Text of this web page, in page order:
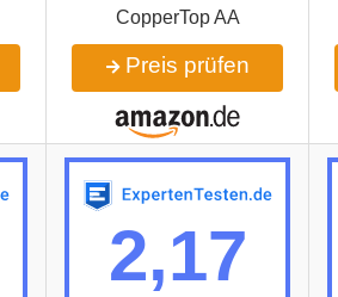
CopperTop AA
Preis prüfen
2,17